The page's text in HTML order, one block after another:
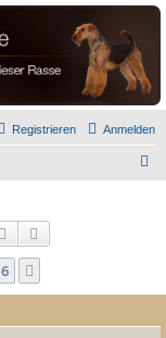
Anmelden
Registrieren
Suche
6